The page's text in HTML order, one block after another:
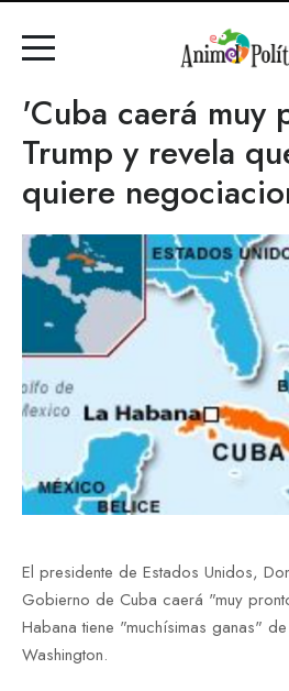
'Cuba caerá muy
Trump y revela
quiere
El presidente de Estados Unidos,
Gobierno de Cuba caerá "muy
Habana tiene "muchísimas ganas"
Washington.